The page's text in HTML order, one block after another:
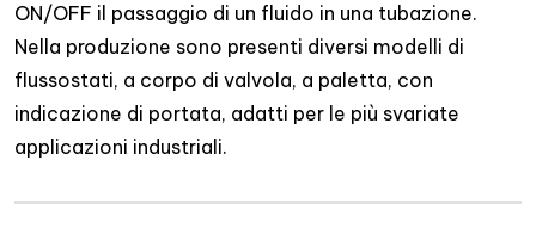
ON/OFF il passaggio di un fluido in una tubazione.
Nella produzione sono presenti diversi modelli di
flussostati, a corpo di valvola, a paletta, con
indicazione di portata, adatti per le più svariate
applicazioni industriali.